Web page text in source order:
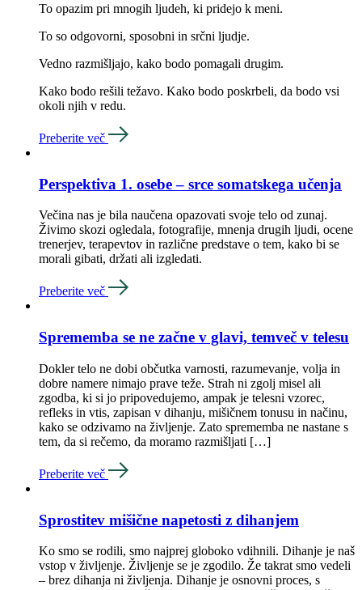
To opazim pri mnogih ljudeh, ki pridejo k meni.
To so odgovorni, sposobni in srčni ljudje.
Vedno razmišljajo, kako bodo pomagali drugim.
Kako bodo rešili težavo. Kako bodo poskrbeli, da bodo vsi
okoli njih v redu.
Preberite več
Perspektiva 1. osebe – srce somatskega učenja
Večina nas je bila naučena opazovati svoje telo od zunaj.
Živimo skozi ogledala, fotografije, mnenja drugih ljudi, ocene
trenerjev, terapevtov in različne predstave o tem, kako bi se
morali gibati, držati ali izgledati.
Preberite več
Sprememba se ne začne v glavi, temveč v telesu
Dokler telo ne dobi občutka varnosti, razumevanje, volja in
dobre namere nimajo prave teže. Strah ni zgolj misel ali
zgodba, ki si jo pripovedujemo, ampak je telesni vzorec,
refleks in vtis, zapisan v dihanju, mišičnem tonusu in načinu,
kako se odzivamo na življenje. Zato sprememba ne nastane s
tem, da si rečemo, da moramo razmišljati […]
Preberite več
Sprostitev mišične napetosti z dihanjem
Ko smo se rodili, smo najprej globoko vdihnili. Dihanje je naš
vstop v življenje. Življenje se je zgodilo. Že takrat smo vedeli
– brez dihanja ni življenja. Dihanje je osnovni proces, s